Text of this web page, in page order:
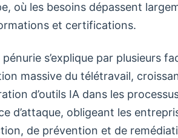
où les besoins dépassent
et certifications.
s’explique par plusieurs
massive du télétravail,
d’outils IA dans les
d’attaque, obligeant les
de prévention et de